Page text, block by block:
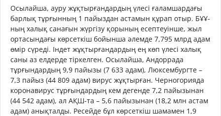
Осылайша, ауру жұқтырғандардың үлесі ғаламшардағы
барлық тұрғынның 1 пайыздан астамын құрап отыр. БҰҰ-
ның халық санағын жүргізу қорының есептеуінше, жыл
ортасындағы көрсеткіш бойынша әлемде 7,795 млрд адам
өмір сүреді. Індет жұқтырғандардың ең көп үлесі халық
саны аз елдерде тіркелген. Осылайша, Андоррада
тұрғындардың 9,9 пайызы (7 633 адам), Люксембургте –
7,3 пайыз (44 809 адам) вирус жұқтырған. Черногорияда
коронавирус тұрғындардың кем дегенде 7,2 пайызынан
(44 542 адам), ал АҚШ-та – 5,6 пайызынан (18,2 млн астам
адам) анықталды. Ресейде бұл көрсеткіш шамамен 1,9